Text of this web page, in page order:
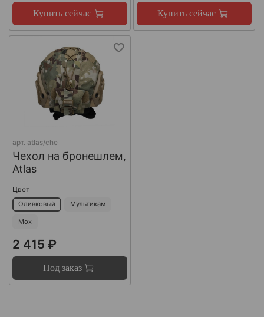
Купить сейчас Купить сейчас
арт. atlas/che
Чехол на бронешлем,
Atlas
Цвет
Оливковый Мультикам
Мох
2 415 ₽
Под заказ